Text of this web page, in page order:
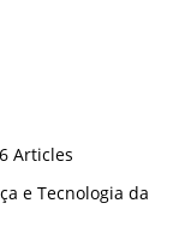
Articles
e Tecnologia da